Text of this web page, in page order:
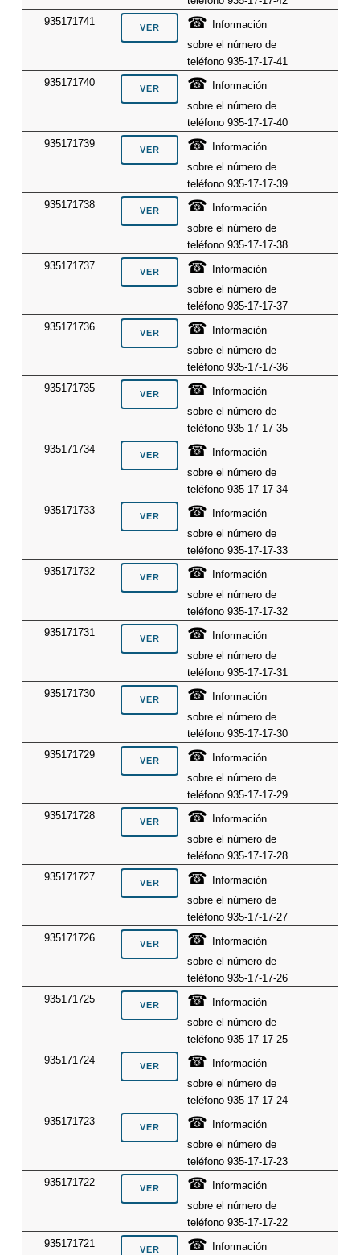
935171741
☎
Información
sobre el número de
teléfono 935-17-17-41
935171740
☎
Información
sobre el número de
teléfono 935-17-17-40
935171739
☎
Información
sobre el número de
teléfono 935-17-17-39
935171738
☎
Información
sobre el número de
teléfono 935-17-17-38
935171737
☎
Información
sobre el número de
teléfono 935-17-17-37
935171736
☎
Información
sobre el número de
teléfono 935-17-17-36
935171735
☎
Información
sobre el número de
teléfono 935-17-17-35
935171734
☎
Información
sobre el número de
teléfono 935-17-17-34
935171733
☎
Información
sobre el número de
teléfono 935-17-17-33
935171732
☎
Información
sobre el número de
teléfono 935-17-17-32
935171731
☎
Información
sobre el número de
teléfono 935-17-17-31
935171730
☎
Información
sobre el número de
teléfono 935-17-17-30
935171729
☎
Información
sobre el número de
teléfono 935-17-17-29
935171728
☎
Información
sobre el número de
teléfono 935-17-17-28
935171727
☎
Información
sobre el número de
teléfono 935-17-17-27
935171726
☎
Información
sobre el número de
teléfono 935-17-17-26
935171725
☎
Información
sobre el número de
teléfono 935-17-17-25
935171724
☎
Información
sobre el número de
teléfono 935-17-17-24
935171723
☎
Información
sobre el número de
teléfono 935-17-17-23
935171722
☎
Información
sobre el número de
teléfono 935-17-17-22
935171721
☎
Información